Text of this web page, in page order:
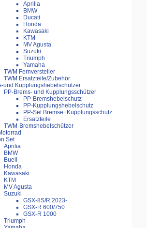
Aprilia
BMW
Ducati
Honda
Kawasaki
KTM
MV Agusta
Suzuki
Triumph
Yamaha
TWM Fernversteller
TWM Ersatzteile/Zubehör
und Kupplungshebelschützer
PP-Brems- und Kupplungsschützer
PP-Bremshebelschutz
PP-Kupplungshebelschutz
PP-Set Bremse+Kupplungsschutz
Ersatzteile
TWM-Bremshebelschützer
Set
Aprilia
BMW
Buell
Honda
Kawasaki
KTM
MV Agusta
Suzuki
GSX-8S/R 2023-
GSX-R 600/750
GSX-R 1000
Triumph